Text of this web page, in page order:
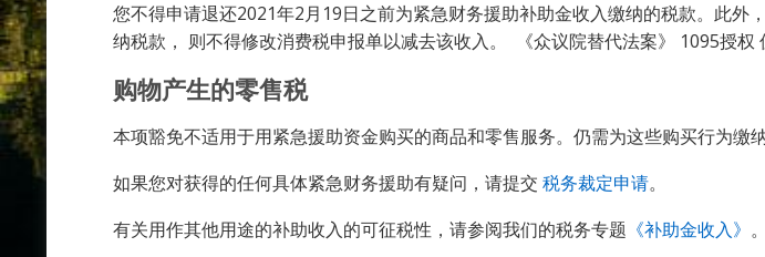
您不得申请退还2021年2月19日之前为紧急财务援助补助金收入缴纳的税款。此
纳税款， 则不得修改消费税申报单以减去该收入。 《众议院替代法案》 1095授权
购物产生的零售税
本项豁免不适用于用紧急援助资金购买的商品和零售服务。仍需为这些购买行为缴
如果您对获得的任何具体紧急财务援助有疑问，请提交 税务裁定申请。
有关用作其他用途的补助收入的可征税性，请参阅我们的税务专题 《补助金收入》 。